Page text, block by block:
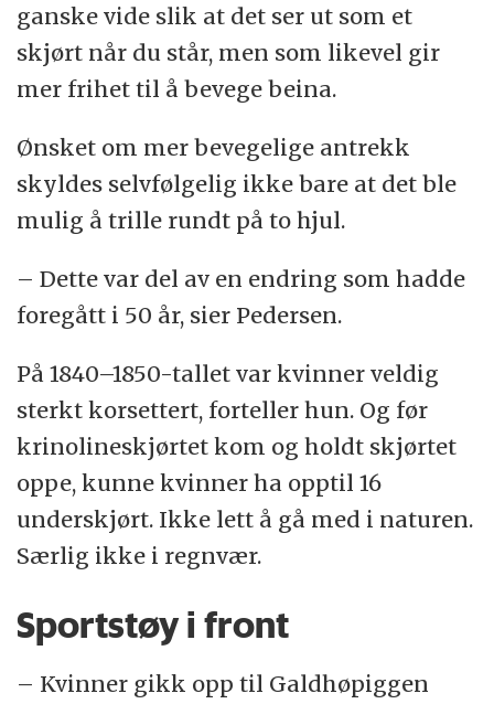
ganske vide slik at det ser ut som et
skjørt når du står, men som likevel gir
mer frihet til å bevege beina.
Ønsket om mer bevegelige antrekk
skyldes selvfølgelig ikke bare at det ble
mulig å trille rundt på to hjul.
– Dette var del av en endring som hadde
foregått i 50 år, sier Pedersen.
På 1840–1850-tallet var kvinner veldig
sterkt korsettert, forteller hun. Og før
krinolineskjørtet kom og holdt skjørtet
oppe, kunne kvinner ha opptil 16
underskjørt. Ikke lett å gå med i naturen.
Særlig ikke i regnvær.
Sportstøy i front
– Kvinner gikk opp til Galdhøpiggen